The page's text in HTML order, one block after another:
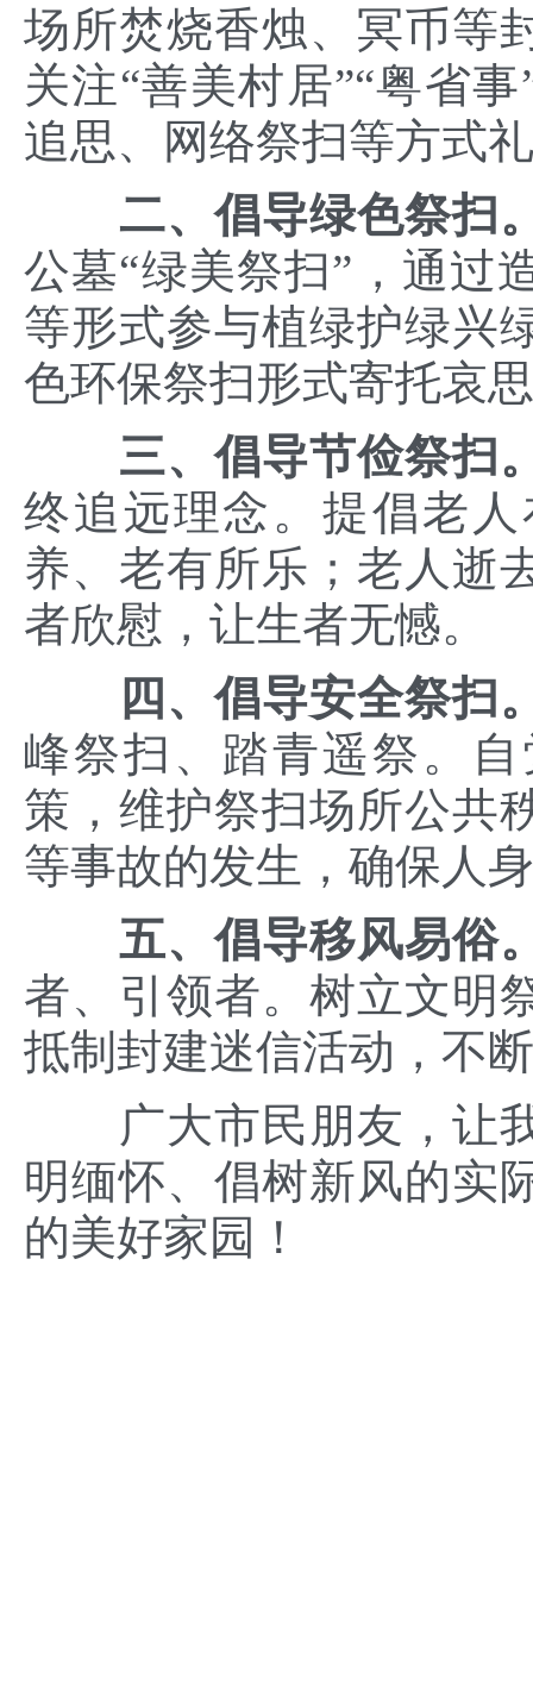
场所焚烧香烛、冥币等
关注“善美村居”“粤省
追思、网络祭扫等方式
二、倡导绿色祭扫
公墓“绿美祭扫”，通过
等形式参与植绿护绿兴
色环保祭扫形式寄托哀
三、倡导节俭祭扫
终追远理念。提倡老
养、老有所乐；老人逝
者欣慰，让生者无憾。
四、倡导安全祭扫
峰祭扫、踏青遥祭。
策，维护祭扫场所公共
等事故的发生，确保人
五、倡导移风易俗
者、引领者。树立文明
抵制封建迷信活动，不
广大市民朋友，让我
明缅怀、倡树新风的实
的美好家园！